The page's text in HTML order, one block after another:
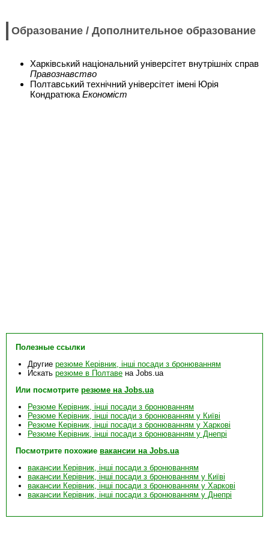
Образование / Дополнительное образование
Харківський національний універсітет внутрішніх справ
Правознавство
Полтавський технічний універсітет імені Юрія
Кондратюка Економіст
Полезные ссылки
Другие резюме Керівник, інші посади з бронюванням
Искать резюме в Полтаве на Jobs.ua
Или посмотрите резюме на Jobs.ua
Резюме Керівник, інші посади з бронюванням
Резюме Керівник, інші посади з бронюванням у Київі
Резюме Керівник, інші посади з бронюванням у Харкові
Резюме Керівник, інші посади з бронюванням у Днепрі
Посмотрите похожие вакансии на Jobs.ua
вакансии Керівник, інші посади з бронюванням
вакансии Керівник, інші посади з бронюванням у Київі
вакансии Керівник, інші посади з бронюванням у Харкові
вакансии Керівник, інші посади з бронюванням у Днепрі